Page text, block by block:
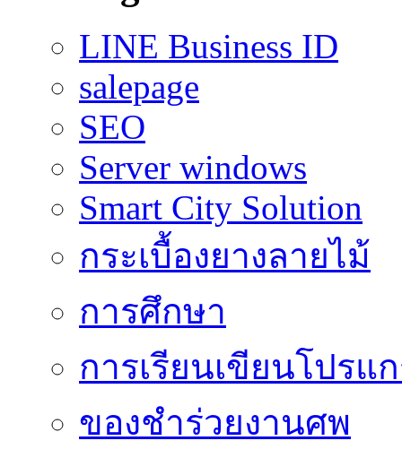
LINE Business ID
salepage
SEO
Server windows
Smart City Solution
กระเบื้องยางลายไม้
การศึกษา
การเรียนเขียนโปรแ
ของชำร่วยงานศพ